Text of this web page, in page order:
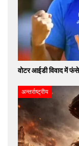
वोटर आईडी विवाद में
अन्तर्राष्ट्रीय